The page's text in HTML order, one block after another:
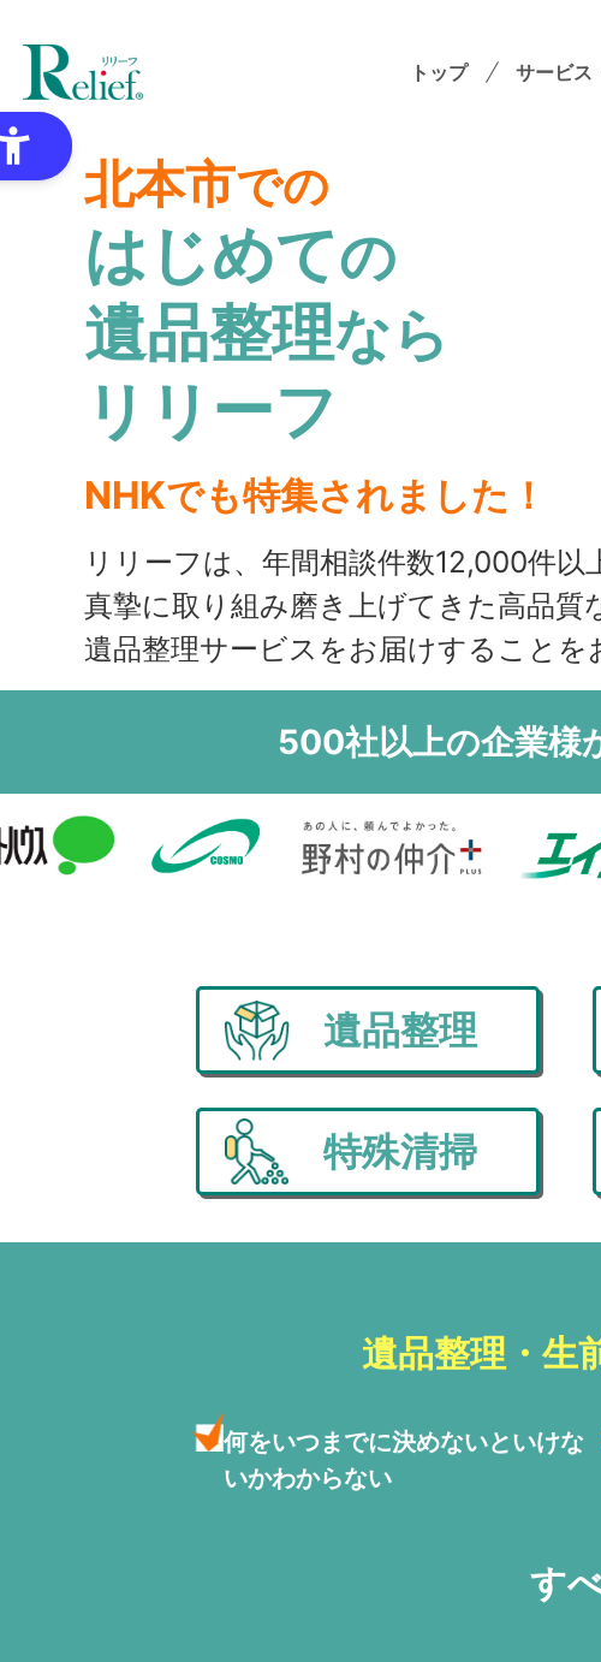
トップ サービス
特殊清掃・
ゴミ屋敷・モ
オプションサ
想い出整理
各種セミナーの
領収書の発行
北本市での
はじめての
遺品整理なら
リリーフ
NHKでも特集されました！
リリーフは、年間相談件数12,000件以
真摯に取り組み磨き上げてきた高品質
遺品整理サービスをお届けすることを
500社以上の企業様
遺品整理
特殊清掃
遺品整理・生
何をいつまでに決めないといけな
いかわからない
す